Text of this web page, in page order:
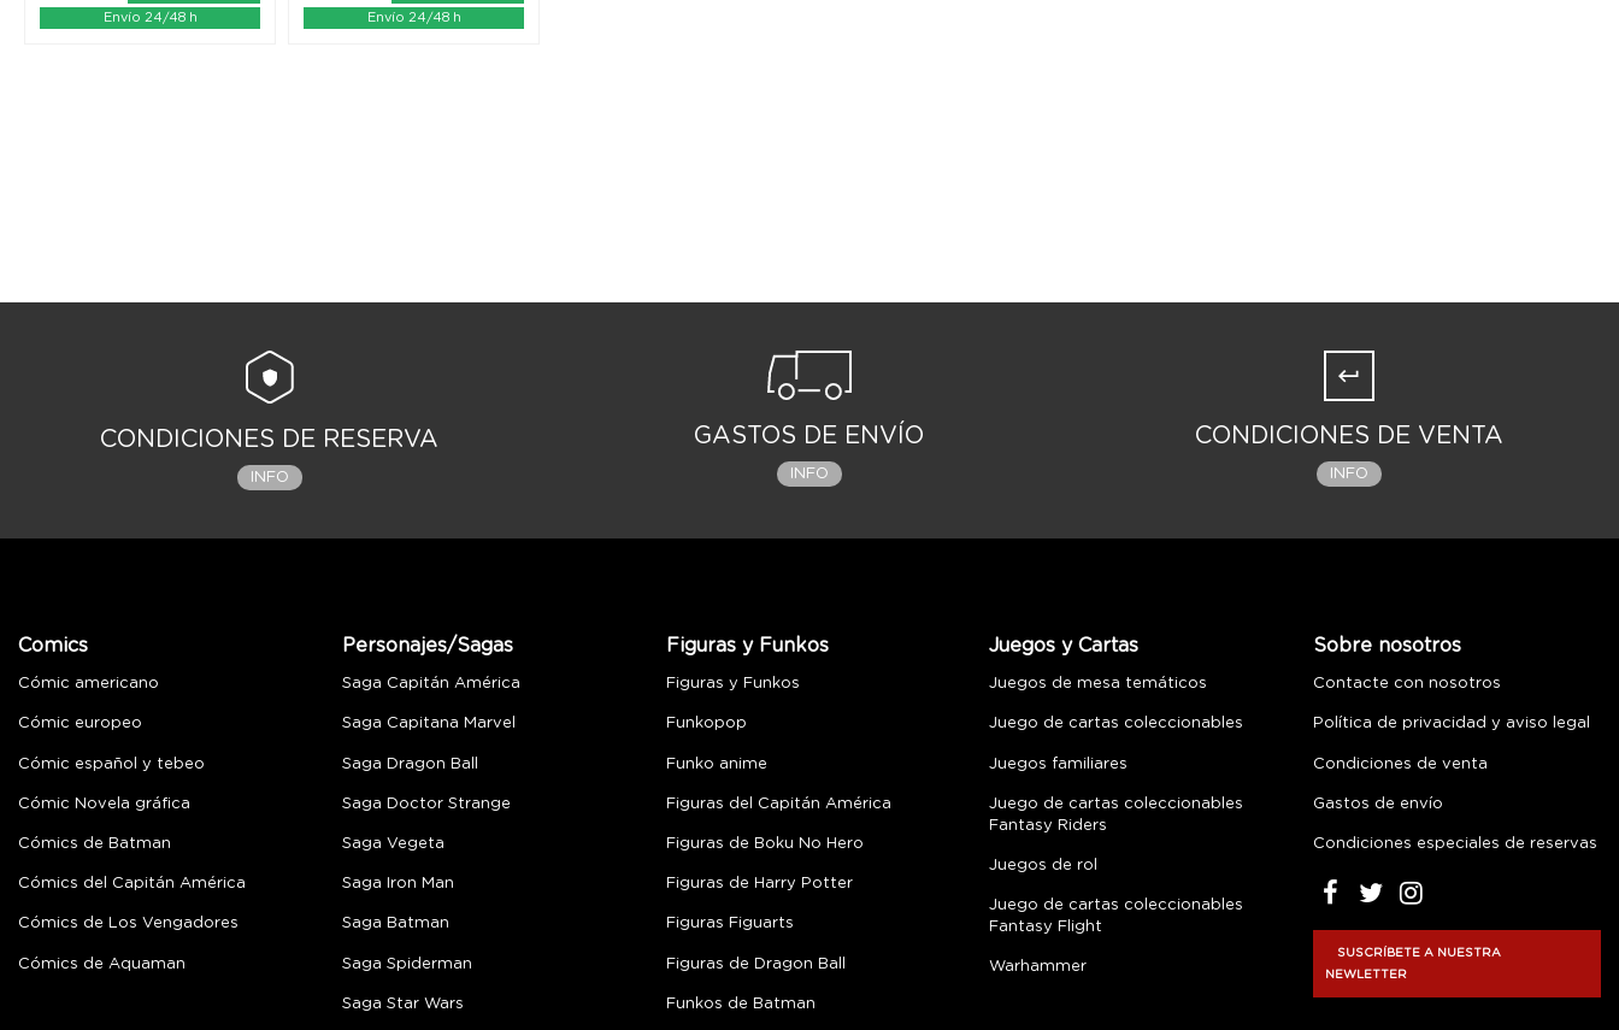
Envío 24/48 h Envío 24/48 h
CONDICIONES DE RESERVA
INFO
GASTOS DE ENVÍO
INFO
CONDICIONES DE VENTA
INFO
Comics
Cómic americano
Cómic europeo
Cómic español y tebeo
Cómic Novela gráfica
Cómics de Batman
Cómics del Capitán América
Cómics de Los Vengadores
Cómics de Aquaman
Personajes/Sagas
Saga Capitán América
Saga Capitana Marvel
Saga Dragon Ball
Saga Doctor Strange
Saga Vegeta
Saga Iron Man
Saga Batman
Saga Spiderman
Saga Star Wars
Figuras y Funkos
Figuras y Funkos
Funkopop
Funko anime
Figuras del Capitán América
Figuras de Boku No Hero
Figuras de Harry Potter
Figuras Figuarts
Figuras de Dragon Ball
Funkos de Batman
Juegos y Cartas
Juegos de mesa temáticos
Juego de cartas coleccionables
Juegos familiares
Juego de cartas coleccionables
Fantasy Riders
Juegos de rol
Juego de cartas coleccionables
Fantasy Flight
Warhammer
Sobre nosotros
Contacte con nosotros
Política de privacidad y aviso legal
Condiciones de venta
Gastos de envío
Condiciones especiales de reservas
SUSCRÍBETE A NUESTRA
NEWLETTER